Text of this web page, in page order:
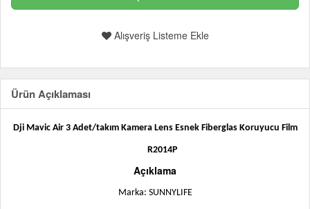
Alışveriş Listeme Ekle
Ürün Açıklaması
Dji Mavic Air 3 Adet/takım Kamera Lens Esnek Fiberglas Koruyucu Film
R2014P
Açıklama
Marka: SUNNYLIFE